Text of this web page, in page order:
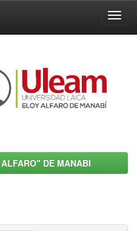
DE MANABI